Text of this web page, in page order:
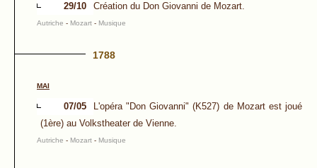
29/10 Création du Don Giovanni de Mozart.
Autriche - Mozart - Musique
1788
MAI
07/05
L'opéra "Don Giovanni" (K527) de Mozart est joué
(1ère) au Volkstheater de Vienne.
Autriche - Mozart - Musique